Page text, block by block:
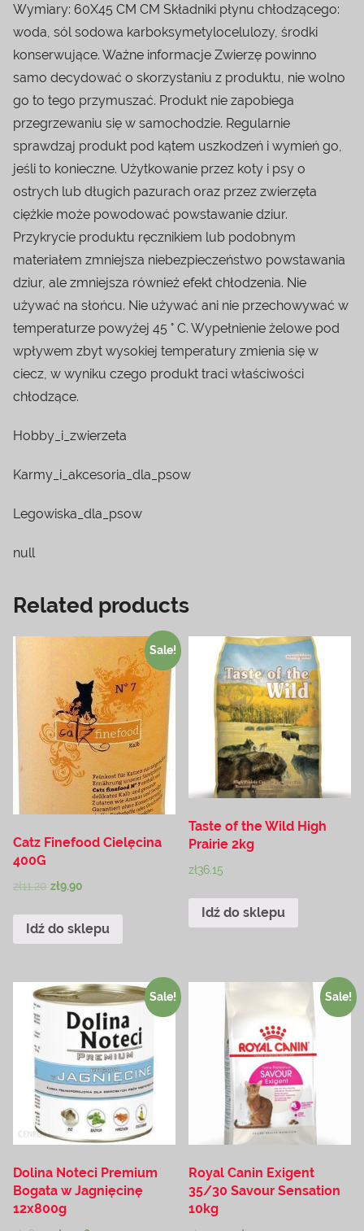
Wymiary: 60X45 CM CM Składniki płynu chłodzącego:
woda, sól sodowa karboksymetylocelulozy, środki
konserwujące. Ważne informacje Zwierzę powinno
samo decydować o skorzystaniu z produktu, nie wolno
go to tego przymuszać. Produkt nie zapobiega
przegrzewaniu się w samochodzie. Regularnie
sprawdzaj produkt pod kątem uszkodzeń i wymień go,
jeśli to konieczne. Użytkowanie przez koty i psy o
ostrych lub długich pazurach oraz przez zwierzęta
ciężkie może powodować powstawanie dziur.
Przykrycie produktu ręcznikiem lub podobnym
materiałem zmniejsza niebezpieczeństwo powstawania
dziur, ale zmniejsza również efekt chłodzenia. Nie
używać na słońcu. Nie używać ani nie przechowywać w
temperaturze powyżej 45 ° C. Wypełnienie żelowe pod
wpływem zbyt wysokiej temperatury zmienia się w
ciecz, w wyniku czego produkt traci właściwości
chłodzące.
Hobby_i_zwierzeta
Karmy_i_akcesoria_dla_psow
Legowiska_dla_psow
null
Related products
Sale!
Catz Finefood Cielęcina
400G
zł11.20 zł9.90
Idź do sklepu
Taste of the Wild High
Prairie 2kg
zł36.15
Idź do sklepu
Sale!
Dolina Noteci Premium
Bogata w Jagnięcinę
12x800g
Sale!
Royal Canin Exigent
35/30 Savour Sensation
10kg